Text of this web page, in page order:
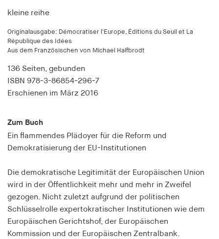
kleine reihe
Originalausgabe: Démocratiser l'Europe, Éditions du Seuil et La
République des Idées
Aus dem Französischen von Michael Halfbrodt
136 Seiten, gebunden
ISBN 978-3-86854-296-7
Erschienen im März 2016
Zum Buch
Ein flammendes Plädoyer für die Reform und
Demokratisierung der EU-Institutionen
Die demokratische Legitimität der Europäischen Union
wird in der Öffentlichkeit mehr und mehr in Zweifel
gezogen. Nicht zuletzt aufgrund der politischen
Schlüsselrolle expertokratischer Institutionen wie dem
Europäischen Gerichtshof, der Europäischen
Kommission und der Europäischen Zentralbank.
kann ohne diese Cookies nicht richtig
cookie_consent
cookie_consent
Anbieter:
Zweck:
Speichert den Zustimmungsstatus des Benutzers
für Cookies auf der aktuellen Domäne.
1 Jahr
fe_typo_user
Name:
fe_typo_user